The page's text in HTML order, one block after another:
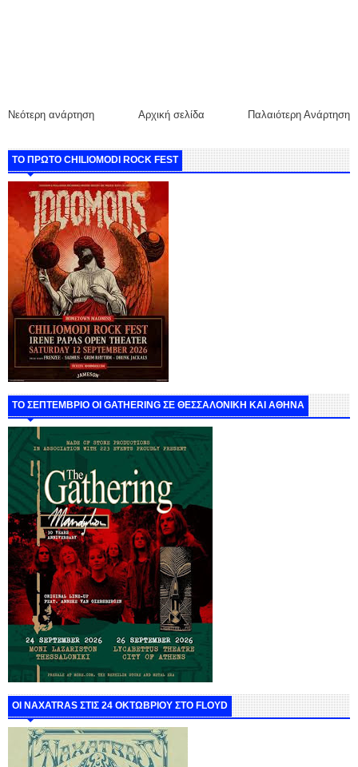
Νεότερη ανάρτηση Παλαιότερη Ανάρτηση
Αρχική σελίδα
ΤΟ ΠΡΩΤΟ CHILIOMODI ROCK FEST
ΤΟ ΣΕΠΤΕΜΒΡΙΟ ΟΙ GATHERING ΣΕ ΘΕΣΣΑΛΟΝΙΚΗ ΚΑΙ ΑΘΗΝΑ
ΟΙ NAXATRAS ΣΤΙΣ 24 ΟΚΤΩΒΡΙΟΥ ΣΤΟ FLOYD